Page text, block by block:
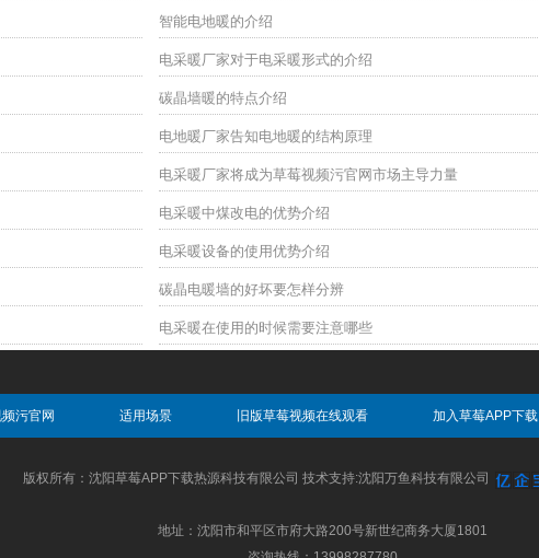
智能电地暖的介绍
电采暖厂家对于电采暖形式的介绍
碳晶墙暖的特点介绍
电地暖厂家告知电地暖的结构原理
电采暖厂家将成为草莓视频污官网市场主导力量
电采暖中煤改电的优势介绍
电采暖设备的使用优势介绍
碳晶电暖墙的好坏要怎样分辨
电采暖在使用的时候需要注意哪些
污官网 适用场景 旧版草莓视频在线观看 加入草莓APP下载
版权所有：沈阳草莓APP下载热源科技有限公司 技术支持:沈阳万鱼科技有限公司
地址：沈阳市和平区市府大路200号新世纪商务大厦1801